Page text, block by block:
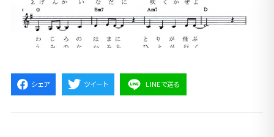
シェア ツイート LINEで送る